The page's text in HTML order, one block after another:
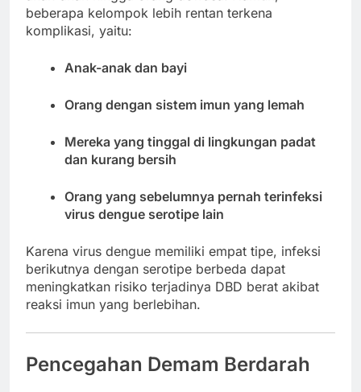
beberapa kelompok lebih rentan terkena
komplikasi, yaitu:
Anak-anak dan bayi
Orang dengan sistem imun yang lemah
Mereka yang tinggal di lingkungan padat
dan kurang bersih
Orang yang sebelumnya pernah terinfeksi
virus dengue serotipe lain
Karena virus dengue memiliki empat tipe, infeksi
berikutnya dengan serotipe berbeda dapat
meningkatkan risiko terjadinya DBD berat akibat
reaksi imun yang berlebihan.
Pencegahan Demam Berdarah